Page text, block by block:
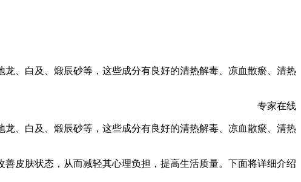
、白及、煅辰砂等，这些成分有良好的清热解毒、凉血散瘀、清热
专家在线
、白及、煅辰砂等，这些成分有良好的清热解毒、凉血散瘀、清热
皮肤状态，从而减轻其心理负担，提高生活质量。下面将详细介绍